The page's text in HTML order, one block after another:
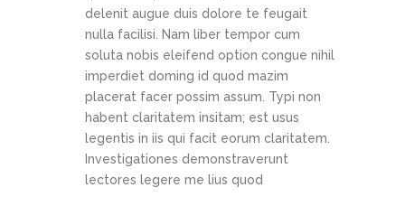
delenit augue duis dolore te feugait
nulla facilisi. Nam liber tempor cum
soluta nobis eleifend option congue nihil
imperdiet doming id quod mazim
placerat facer possim assum. Typi non
habent claritatem insitam; est usus
legentis in iis qui facit eorum claritatem.
Investigationes demonstraverunt
lectores legere me lius quod